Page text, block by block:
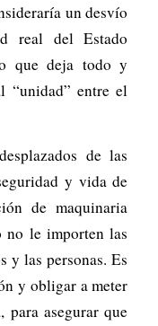
un desvío
real del Estado
que deja todo y
“unidad” entre el
de las
y vida de
de maquinaria
no le importen las
y las personas. Es
y obligar a meter
asegurar que